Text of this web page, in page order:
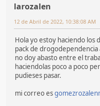
larozalen
12 de Abril de 2022, 10:38:08 AM
Hola yo estoy haciendo los
pack de drogodependencia
no doy abasto entre el
haciendolas poco a poco
pudieses pasar.
mi correo es